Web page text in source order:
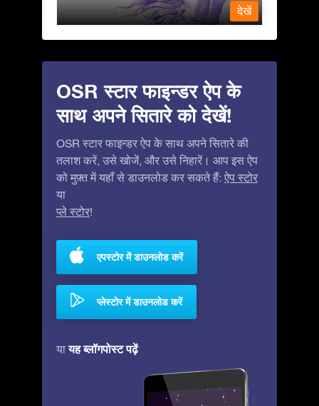
देखें
OSR स्टार फाइन्डर ऐप के
साथ अपने सितारे को देखें!
OSR स्टार फाइन्डर ऐप के साथ अपने सितारे की
तलाश करें, उसे खोजें, और उसे निहारें। आप इस ऐप
को मुफ़्त में यहाँ से डाउनलोड कर सकते हैं: ऐप स्टोर
या
प्ले स्टोर!
एपस्टोर में डाउनलोड करें
प्लेस्टोर में डाउनलोड करें
यायह ब्लॉगपोस्ट पढ़ें